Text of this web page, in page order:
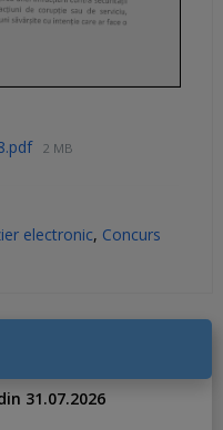
2 MB
electronic, Concurs
31.07.2026